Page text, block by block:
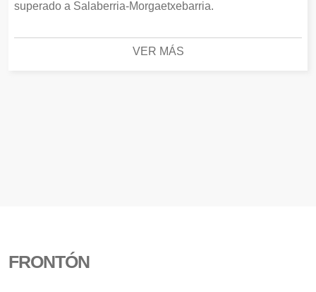
superado a Salaberria-Morgaetxebarria.
VER MÁS
FRONTÓN